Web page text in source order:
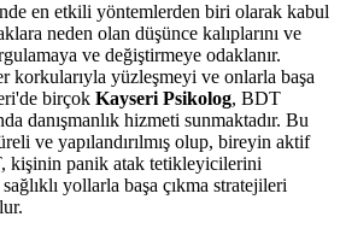
en etkili yöntemlerden biri olarak kabul
neden olan düşünce kalıplarını ve
ve değiştirmeye odaklanır.
korkularıyla yüzleşmeyi ve onlarla başa
birçok Kayseri Psikolog, BDT
danışmanlık hizmeti sunmaktadır. Bu
ve yapılandırılmış olup, bireyin aktif
kişinin panik atak tetikleyicilerini
yollarla başa çıkma stratejileri